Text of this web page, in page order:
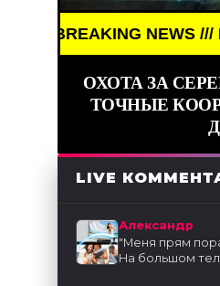
NEWS /// ИГРЫ ///
ОХОТА ЗА
ТОЧНЫЕ
LIVE
Александр
"Меня прям
На большом